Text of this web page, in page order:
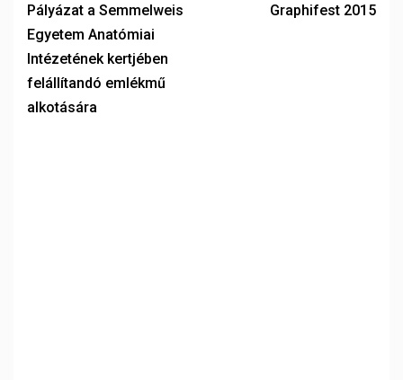
Pályázat a Semmelweis
Egyetem Anatómiai
Intézetének kertjében
felállítandó emlékmű
alkotására
Graphifest 2015